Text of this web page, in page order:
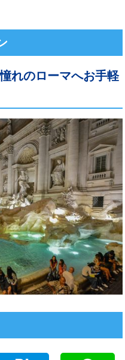
れのローマへお手軽